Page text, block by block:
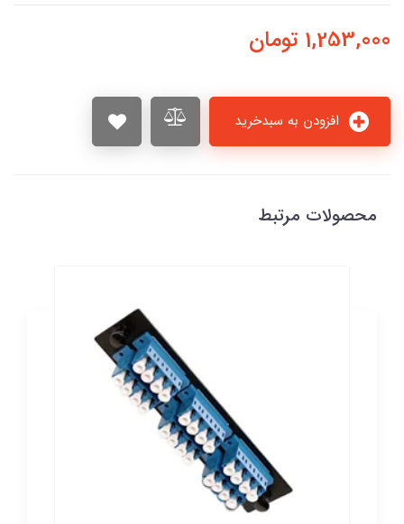
1,253,000 تومان
محصولات مرتبط